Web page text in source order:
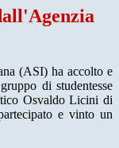
(ASI) ha accolto e
di studentesse
Osvaldo Licini di
e vinto un